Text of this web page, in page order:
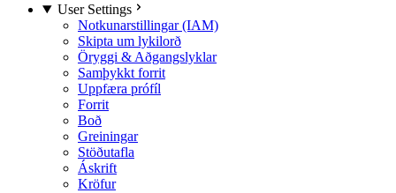
User Settings
Notkunarstillingar (IAM)
Skipta um lykilorð
Öryggi & Aðgangslyklar
Samþykkt forrit
Uppfæra prófíl
Forrit
Boð
Greiningar
Stöðutafla
Áskrift
Kröfur